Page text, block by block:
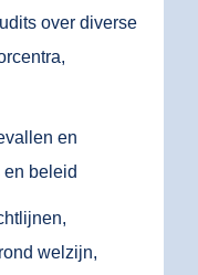
over diverse
en
beleid
welzijn,